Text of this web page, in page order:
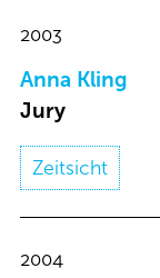
2003
Anna Kling​
Jury
Zeitsicht
2004